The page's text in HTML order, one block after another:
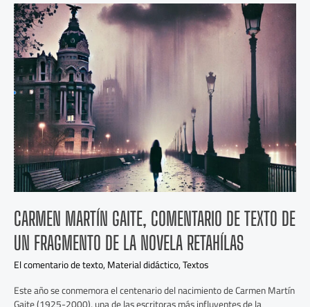
CARMEN MARTÍN GAITE, COMENTARIO DE TEXTO DE
UN FRAGMENTO DE LA NOVELA RETAHÍLAS
El comentario de texto,Material didáctico,Textos
Este año se conmemora el centenario del nacimiento de Carmen Martín
Carmen
Martín
Gaite,
comentario
de
texto
de
un
fragmento
de
la
novela
Retahílas